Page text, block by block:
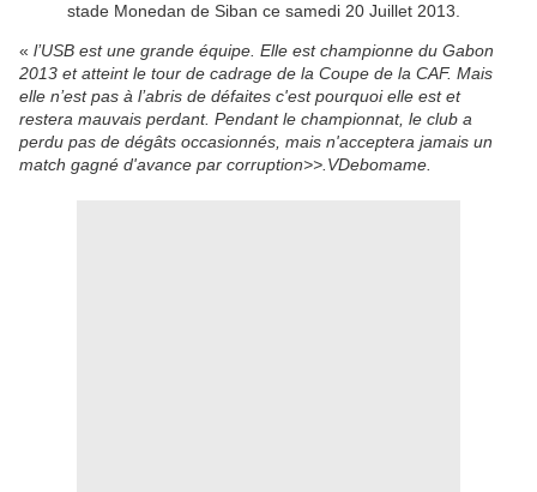
stade Monedan de Siban ce samedi 20 Juillet 2013.
« l’USB est une grande équipe. Elle est championne du Gabon
2013 et atteint le tour de cadrage de la Coupe de la CAF. Mais
elle n’est pas à l’abris de défaites c'est pourquoi elle est et
restera mauvais perdant. Pendant le championnat, le club a
perdu pas de dégâts occasionnés, mais n'acceptera jamais un
match gagné d'avance par corruption>>.VDebomame.